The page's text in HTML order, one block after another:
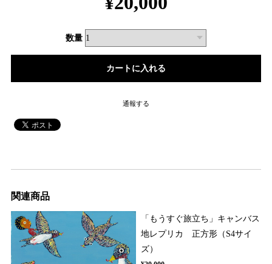
数量
通報する
関連商品
「もうすぐ旅立ち」キャンバス
地レプリカ 正方形（S4サイ
ズ）